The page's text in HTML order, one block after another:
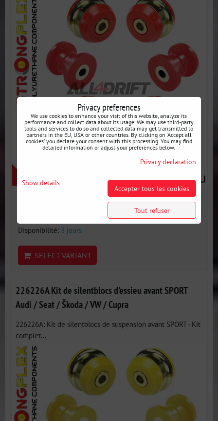
Disponibilité: 3 jours
SELECT VARIANT
226226A Kit de silentblocs d'essieu avant SPORT
Audi / Seat / Škoda / VW / Cupra
226226A: Kit de silentblocs de suspension avant SPORT - Kit
complet...
Privacy preferences
We use cookies to enhance your visit of this website, analyze its
performance and collect data about its usage. We may use third-party
tools and services to do so and collected data may get transmitted to
partners in the EU, USA or other countries. By clicking on 'Accept all
cookies' you declare your consent with this processing. You may find
detailed information or adjust your preferences below.
Privacy declaration
Show details
Accepter tous les cookies
Tout refuser